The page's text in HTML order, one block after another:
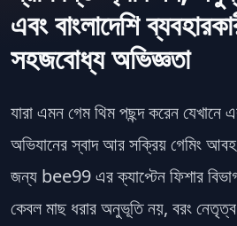
এবং বাংলাদেশি
সহজবোধ্য অভিজ্ঞতা
যারা এমন গেম থিম পছন্দ করেন যেখানে
অভিযানের স্বাদ আর সক্রিয় গেমিং
জন্য bee99এর ক্যাপ্টেন ফিশার
কেবল মাছ ধরার অনুভূতি নয়, বরং